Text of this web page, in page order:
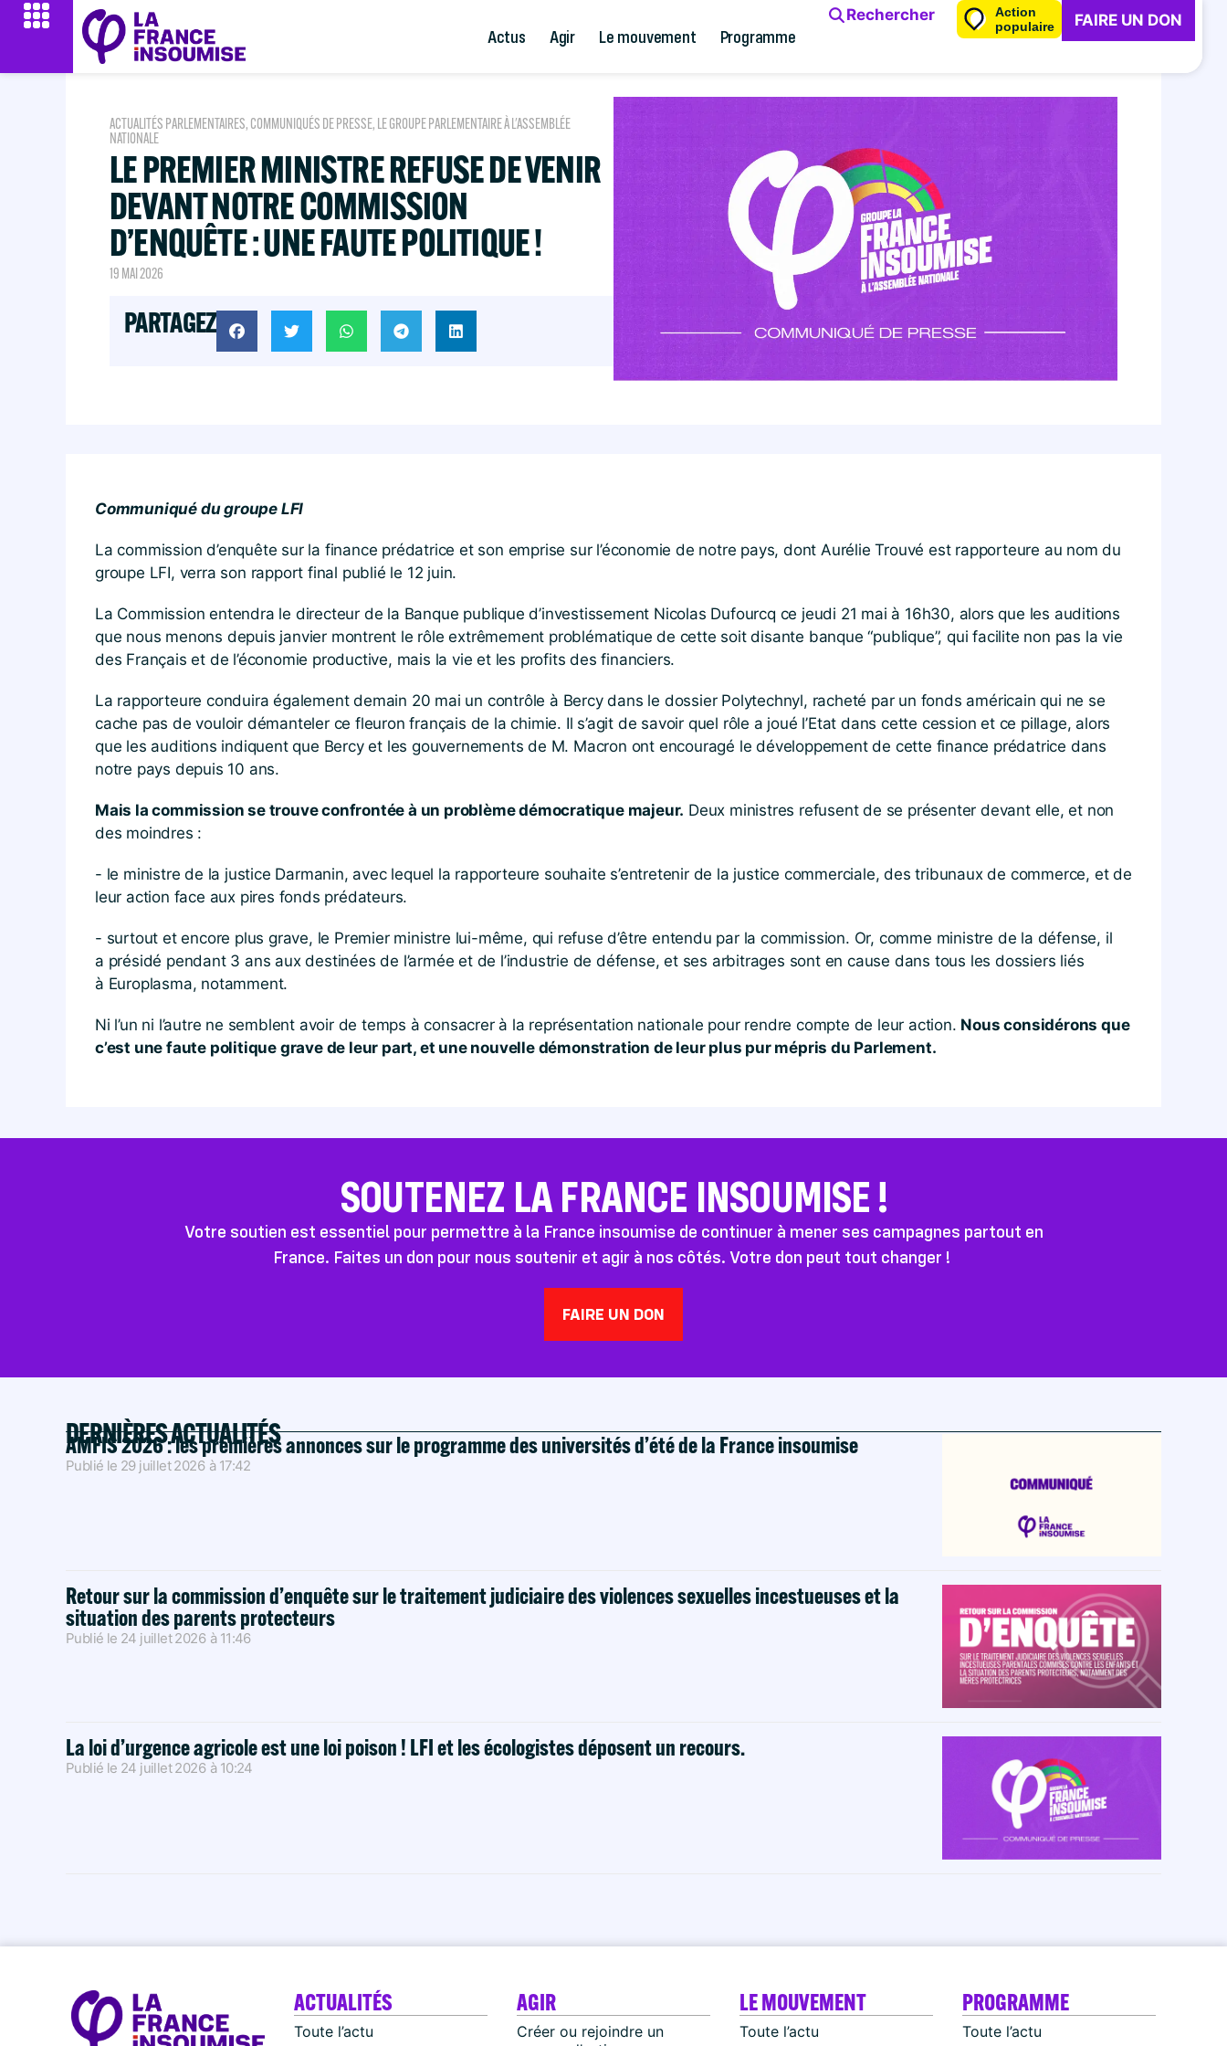
Actus Agir Le mouvement Programme
Rechercher
Action
populaire
FAIRE UN DON
ACTUALITÉS PARLEMENTAIRES, COMMUNIQUÉS DE PRESSE, LE GROUPE PARLEMENTAIRE À L'ASSEMBLÉE
NATIONALE
LE PREMIER MINISTRE REFUSE DE VENIR
DEVANT NOTRE COMMISSION
D’ENQUÊTE : UNE FAUTE POLITIQUE !
19 MAI 2026
PARTAGEZ
Communiqué du groupe LFI
La commission d’enquête sur la finance prédatrice et son emprise sur l’économie de notre pays, dont Aurélie Trouvé est rapporteure au nom du
groupe LFI, verra son rapport final publié le 12 juin.
La Commission entendra le directeur de la Banque publique d’investissement Nicolas Dufourcq ce jeudi 21 mai à 16h30, alors que les auditions
que nous menons depuis janvier montrent le rôle extrêmement problématique de cette soit disante banque “publique”, qui facilite non pas la vie
des Français et de l’économie productive, mais la vie et les profits des financiers.
La rapporteure conduira également demain 20 mai un contrôle à Bercy dans le dossier Polytechnyl, racheté par un fonds américain qui ne se
cache pas de vouloir démanteler ce fleuron français de la chimie. Il s’agit de savoir quel rôle a joué l’Etat dans cette cession et ce pillage, alors
que les auditions indiquent que Bercy et les gouvernements de M. Macron ont encouragé le développement de cette finance prédatrice dans
notre pays depuis 10 ans.
Mais la commission se trouve confrontée à un problème démocratique majeur. Deux ministres refusent de se présenter devant elle, et non
des moindres :
- le ministre de la justice Darmanin, avec lequel la rapporteure souhaite s’entretenir de la justice commerciale, des tribunaux de commerce, et de
leur action face aux pires fonds prédateurs.
- surtout et encore plus grave, le Premier ministre lui-même, qui refuse d’être entendu par la commission. Or, comme ministre de la défense, il
a présidé pendant 3 ans aux destinées de l’armée et de l’industrie de défense, et ses arbitrages sont en cause dans tous les dossiers liés
à Europlasma, notamment.
Ni l’un ni l’autre ne semblent avoir de temps à consacrer à la représentation nationale pour rendre compte de leur action. Nous considérons que
c’est une faute politique grave de leur part, et une nouvelle démonstration de leur plus pur mépris du Parlement.
SOUTENEZ LA FRANCE INSOUMISE !
Votre soutien est essentiel pour permettre à la France insoumise de continuer à mener ses campagnes partout en
France. Faites un don pour nous soutenir et agir à nos côtés. Votre don peut tout changer !
FAIRE UN DON
DERNIÈRES ACTUALITÉS
AMFIS 2026 : les premières annonces sur le programme des universités d’été de la France insoumise
Publié le 29 juillet 2026 à 17:42
Retour sur la commission d’enquête sur le traitement judiciaire des violences sexuelles incestueuses et la
situation des parents protecteurs
Publié le 24 juillet 2026 à 11:46
La loi d’urgence agricole est une loi poison ! LFI et les écologistes déposent un recours.
Publié le 24 juillet 2026 à 10:24
ACTUALITÉS
Toute l’actu
AGIR
Créer ou rejoindre un
LE MOUVEMENT
Toute l’actu
PROGRAMME
Toute l’actu